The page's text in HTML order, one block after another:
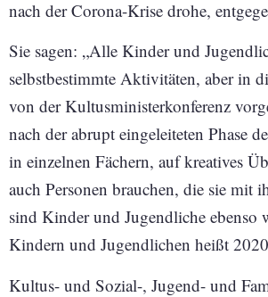
nach der Corona-Krise drohe,
Sie sagen: „Alle Kinder und
selbstbestimmte Aktivitäten, aber in
von der Kultusministerkonferenz
nach der abrupt eingeleiteten Phase
in einzelnen Fächern, auf kreatives
auch Personen brauchen, die sie mit
sind Kinder und Jugendliche
Kindern und Jugendlichen heißt
Kultus- und Sozial-, Jugend- und